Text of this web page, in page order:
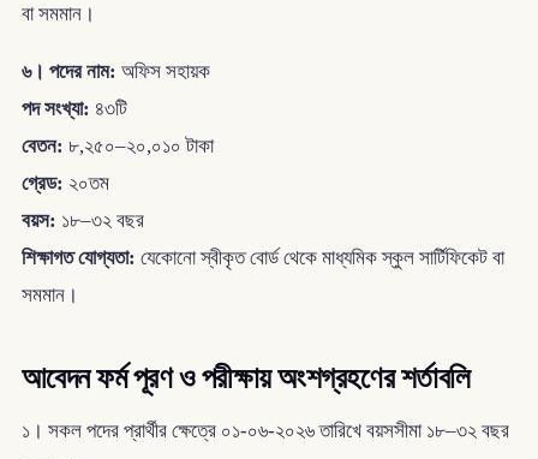
বা সমমান।
৬। পদের নাম: অফিস সহায়ক
পদ সংখ্যা: ৪৩টি
বেতন: ৮,২৫০–২০,০১০ টাকা
গ্রেড: ২০তম
বয়স: ১৮–৩২ বছর
শিক্ষাগত যোগ্যতা: যেকোনো স্বীকৃত বোর্ড থেকে মাধ্যমিক স্কুল সার্টিফিকেট বা
সমমান।
আবেদন ফর্ম পূরণ ও পরীক্ষায় অংশগ্রহণের শর্তাবলি
১। সকল পদের প্রার্থীর ক্ষেত্রে ০১-০৬-২০২৬ তারিখে বয়সসীমা ১৮–৩২ বছর